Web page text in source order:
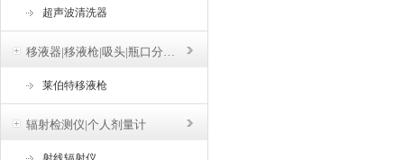
超声波清洗器
移液器|移液枪|吸头|瓶口分液器
莱伯特移液枪
辐射检测仪|个人剂量计